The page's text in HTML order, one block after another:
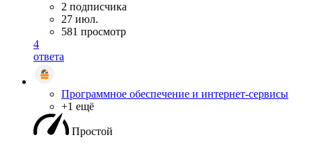
2 подписчика
27 июл.
581 просмотр
4
ответа
Программное обеспечение и интернет-сервисы
+1 ещё
Простой